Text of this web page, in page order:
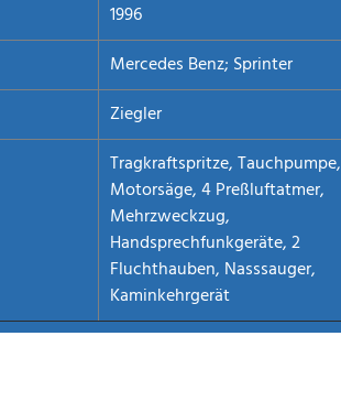
1996
Mercedes Benz; Sprinter
Ziegler
Tragkraftspritze, Tauchpumpe,
Motorsäge, 4 Preßluftatmer,
Mehrzweckzug,
Handsprechfunkgeräte, 2
Fluchthauben, Nasssauger,
Kaminkehrgerät